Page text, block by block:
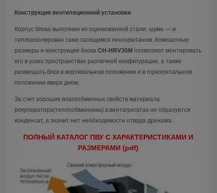
Конструкция вентиляционной установки
Корпус блока выполнен из оцинкованной стали, шумо — и
теплоизолирован само гасящимся пеноуританом. Компактные
размеры и конструкция блока CH-HRV30M позволяют монтировать
его в узких пространствах различной конфигурации, а также
размещать блок в вертикальном положении и в горизонтальном
положении вверх дном.
За счет хороших влагообменных свойств материала
рекуператора(теплообменника) в вентагрегатах не образуется
конденсат, а значит нет необходимости отвода дренажа.
ПОЛНЫЙ КАТАЛОГ ПВУ С ХАРАКТЕРИСТИКАМИ И
РАЗМЕРАМИ (pdf)